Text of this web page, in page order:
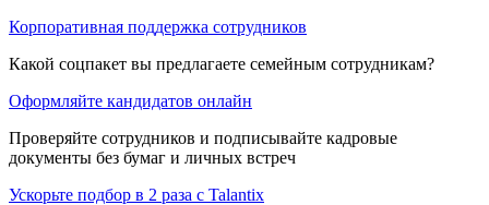
Корпоративная поддержка сотрудников
Какой соцпакет вы предлагаете семейным сотрудникам?
Оформляйте кандидатов онлайн
Проверяйте сотрудников и подписывайте кадровые
документы без бумаг и личных встреч
Ускорьте подбор в 2 раза с Talantix